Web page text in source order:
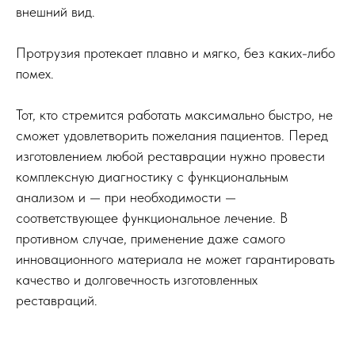
внешний вид.
Протрузия протекает плавно и мягко, без каких-либо
помех.
Тот, кто стремится работать максимально быстро, не
сможет удовлетворить пожелания пациентов. Перед
изготовлением любой реставрации нужно провести
комплексную диагностику с функциональным
анализом и — при необходимости —
соответствующее функциональное лечение. В
противном случае, применение даже самого
инновационного материала не может гарантировать
качество и долговечность изготовленных
реставраций.